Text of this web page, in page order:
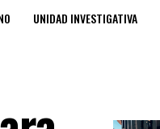
UNIDAD INVESTIGATIVA